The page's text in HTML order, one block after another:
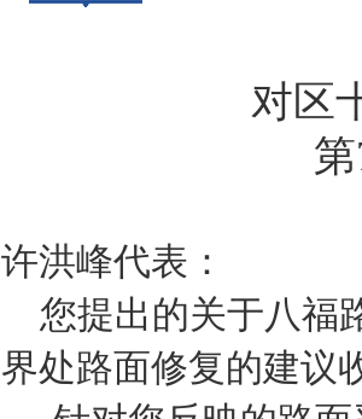
对区
第
许洪峰代表：
您提出的关于八福
界处路面修复的建议